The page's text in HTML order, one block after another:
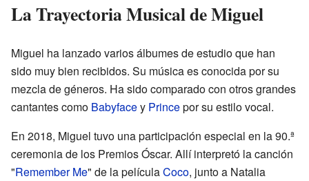
La Trayectoria Musical de Miguel
Miguel ha lanzado varios álbumes de estudio que han
sido muy bien recibidos. Su música es conocida por su
mezcla de géneros. Ha sido comparado con otros grandes
cantantes como Babyfacey Princepor su estilo vocal.
En 2018, Miguel tuvo una participación especial en la 90.ª
ceremonia de los Premios Óscar. Allí interpretó la canción
"Remember Me" de la películaCoco, junto a Natalia